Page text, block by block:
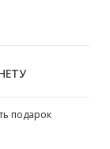
подарок